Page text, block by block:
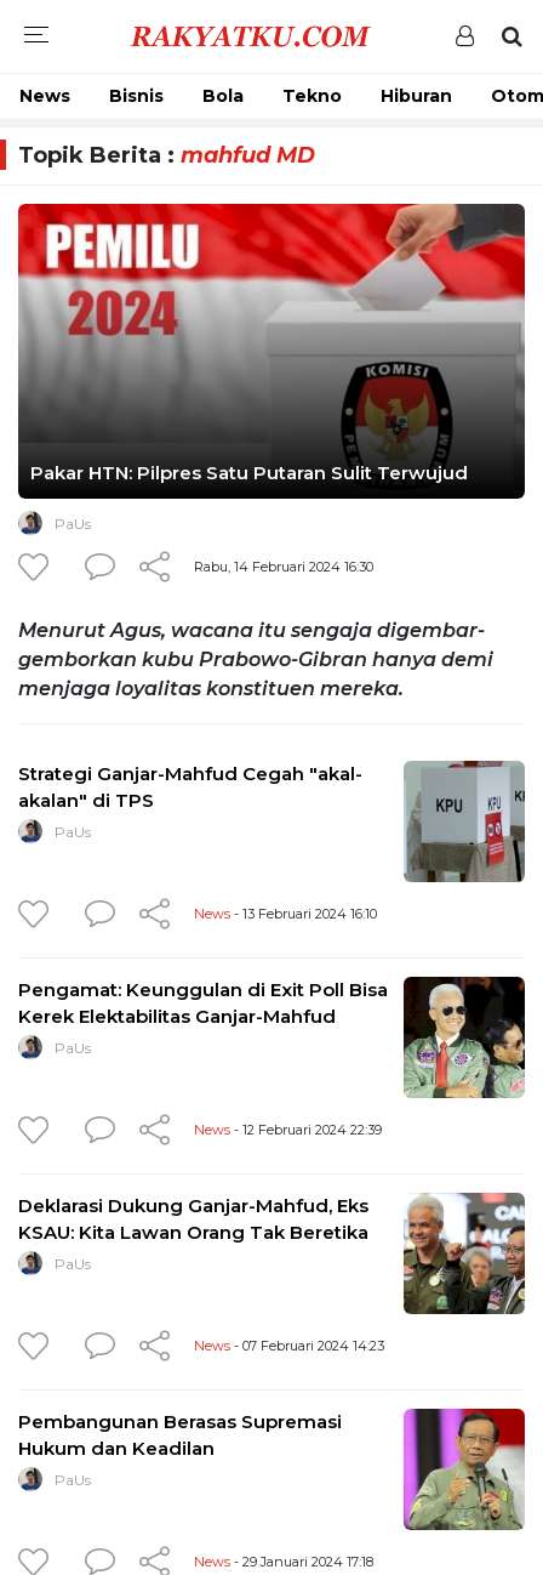
News Bisnis Bola Tekno Hiburan
Topik Berita : mahfud MD
Pakar HTN: Pilpres Satu Putaran Sulit Terwujud
PaUs
Rabu, 14 Februari 2024 16:30
Menurut Agus, wacana itu sengaja digembar-
gemborkan kubu Prabowo-Gibran hanya demi
menjaga loyalitas konstituen mereka.
Strategi Ganjar-Mahfud Cegah "akal-
akalan" di TPS
PaUs
News - 13 Februari 2024 16:10
Pengamat: Keunggulan di Exit Poll Bisa
Kerek Elektabilitas Ganjar-Mahfud
PaUs
News - 12 Februari 2024 22:39
Deklarasi Dukung Ganjar-Mahfud, Eks
KSAU: Kita Lawan Orang Tak Beretika
PaUs
News - 07 Februari 2024 14:23
Pembangunan Berasas Supremasi
Hukum dan Keadilan
PaUs
News - 29 Januari 2024 17:18